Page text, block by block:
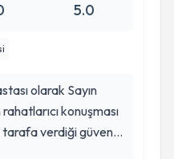
5.0
olarak Sayın
konuşması
tarafa verdiği güven
ve iykide